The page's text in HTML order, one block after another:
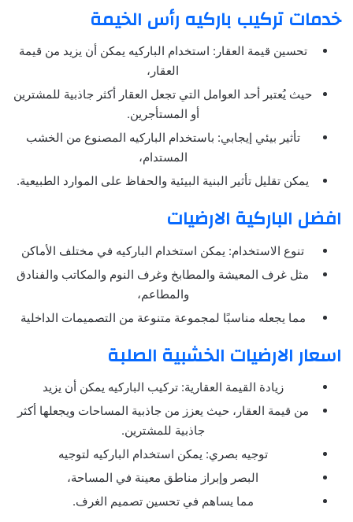
خدمات تركيب باركيه رأس الخيمة
تحسين قيمة العقار: استخدام الباركيه يمكن أن يزيد من قيمة
العقار،
حيث يُعتبر أحد العوامل التي تجعل العقار أكثر جاذبية للمشترين
أو المستأجرين.
تأثير بيئي إيجابي: باستخدام الباركيه المصنوع من الخشب
المستدام،
يمكن تقليل تأثير البنية البيئية والحفاظ على الموارد الطبيعية.
افضل الباركية الارضيات
تنوع الاستخدام: يمكن استخدام الباركيه في مختلف الأماكن
مثل غرف المعيشة والمطابخ وغرف النوم والمكاتب والفنادق
والمطاعم،
مما يجعله مناسبًا لمجموعة متنوعة من التصميمات الداخلية
اسعار الارضيات الخشبية الصلبة
زيادة القيمة العقارية: تركيب الباركيه يمكن أن يزيد
من قيمة العقار، حيث يعزز من جاذبية المساحات ويجعلها أكثر
جاذبية للمشترين.
توجيه بصري: يمكن استخدام الباركيه لتوجيه
البصر وإبراز مناطق معينة في المساحة،
مما يساهم في تحسين تصميم الغرف.